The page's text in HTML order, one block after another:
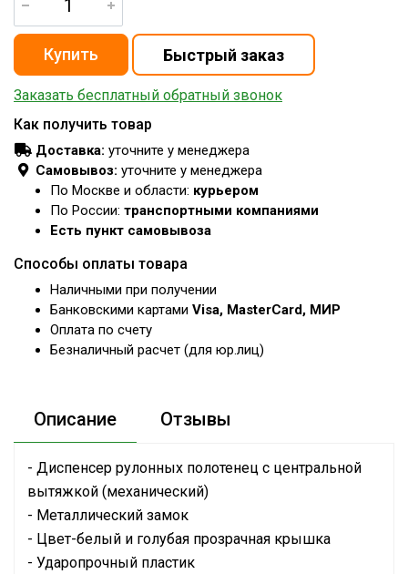
Заказать бесплатный обратный звонок
Как получить товар
Доставка: уточните у менеджера
Самовывоз: уточните у менеджера
По Москве и области: курьером
По России: транспортными компаниями
Есть пункт самовывоза
Способы оплаты товара
Наличными при получении
Банковскими картами Visa, MasterCard, МИР
Оплата по счету
Безналичный расчет (для юр.лиц)
Описание Отзывы
- Диспенсер рулонных полотенец с центральной
вытяжкой (механический)
- Металлический замок
- Цвет-белый и голубая прозрачная крышка
- Ударопрочный пластик